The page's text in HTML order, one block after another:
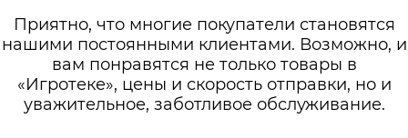
Приятно, что многие покупатели становятся
нашими постоянными клиентами. Возможно, и
вам понравятся не только товары в
«Игротеке», цены и скорость отправки, но и
уважительное, заботливое обслуживание.